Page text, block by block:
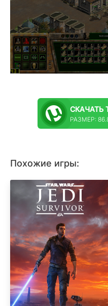
СКАЧАТЬ
РАЗМЕР:
Похожие игры: